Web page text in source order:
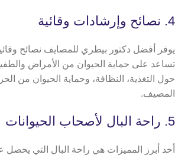
4. نصائح وإرشادات وقائية
يوفر أفضل دكتور بيطري للمصايف نصائح
تساعد على حماية الحيوان من الأمراض
حول التغذية، النظافة، وحماية الحيوان من
المصيف.
5. راحة البال لأصحاب الحيوانات
أحد أبرز المميزات هي راحة البال التي يحصل